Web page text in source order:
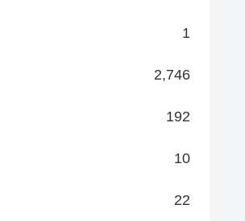
1
2,746
192
10
22